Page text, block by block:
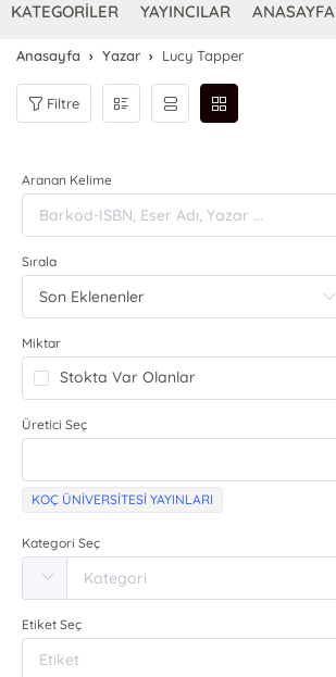
KATEGORİLER YAYINCILAR ANASAYFA
Anasayfa Yazar Lucy Tapper
Filtre
Aranan Kelime
Sırala
Miktar
Stokta Var Olanlar
Üretici Seç
KOÇ ÜNİVERSİTESİ YAYINLARI
Kategori Seç
Etiket Seç